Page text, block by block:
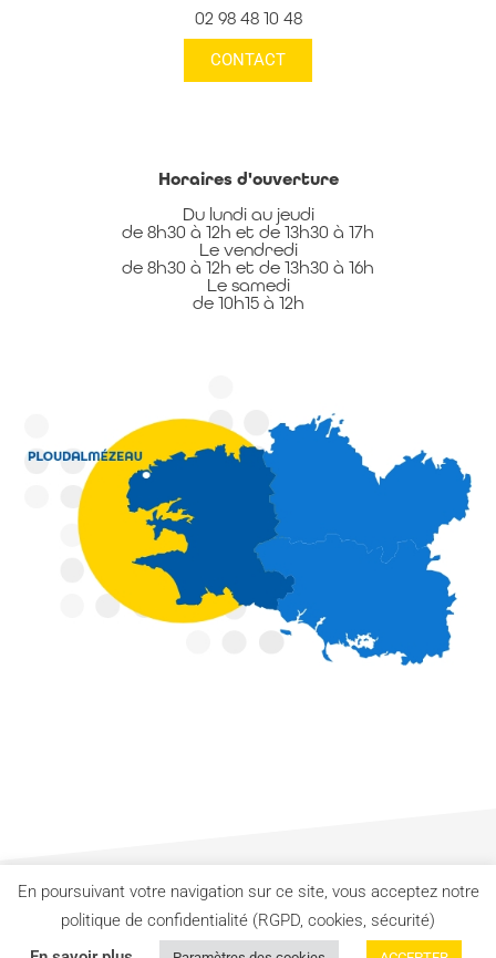
02 98 48 10 48
CONTACT
Horaires d'ouverture
Du lundi au jeudi
de 8h30 à 12h et de 13h30 à 17h
Le vendredi
de 8h30 à 12h et de 13h30 à 16h
Le samedi
de 10h15 à 12h
Mentions légales
En poursuivant votre navigation sur ce site, vous acceptez notre
politique de confidentialité (RGPD, cookies, sécurité)